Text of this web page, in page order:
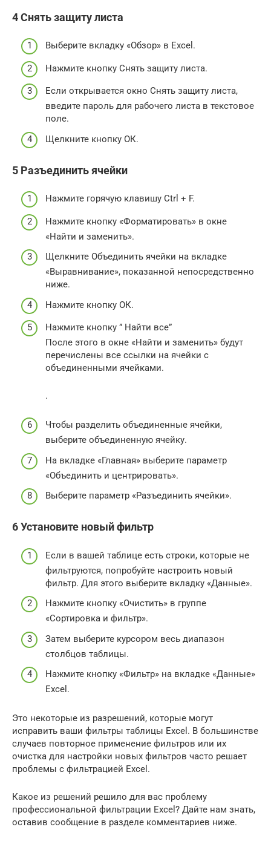
4 Снять защиту листа
Выберите вкладку «Обзор» в Excel.
Нажмите кнопку Снять защиту листа.
Если открывается окно Снять защиту листа,
введите пароль для рабочего листа в текстовое
поле.
Щелкните кнопку ОК.
5 Разъединить ячейки
Нажмите горячую клавишу Ctrl + F.
Нажмите кнопку «Форматировать» в окне
«Найти и заменить».
Щелкните Объединить ячейки на вкладке
«Выравнивание», показанной непосредственно
ниже.
Нажмите кнопку ОК.
Нажмите кнопку ” Найти все”
После этого в окне «Найти и заменить» будут
перечислены все ссылки на ячейки с
объединенными ячейками.
.
Чтобы разделить объединенные ячейки,
выберите объединенную ячейку.
На вкладке «Главная» выберите параметр
«Объединить и центрировать».
Выберите параметр «Разъединить ячейки».
6 Установите новый фильтр
Если в вашей таблице есть строки, которые не
фильтруются, попробуйте настроить новый
фильтр. Для этого выберите вкладку «Данные».
Нажмите кнопку «Очистить» в группе
«Сортировка и фильтр».
Затем выберите курсором весь диапазон
столбцов таблицы.
Нажмите кнопку «Фильтр» на вкладке «Данные»
Excel.
Это некоторые из разрешений, которые могут
исправить ваши фильтры таблицы Excel. В большинстве
случаев повторное применение фильтров или их
очистка для настройки новых фильтров часто решает
проблемы с фильтрацией Excel.
Какое из решений решило для вас проблему
профессиональной фильтрации Excel? Дайте нам знать,
оставив сообщение в разделе комментариев ниже.